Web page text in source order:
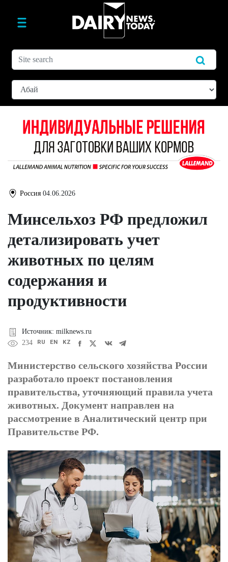
Россия 04.06.2026
Минсельхоз РФ предложил
детализировать учет
животных по целям
содержания и
продуктивности
Источник: milknews.ru
234
RU EN KZ
Министерство сельского хозяйства России
разработало проект постановления
правительства, уточняющий правила учета
животных. Документ направлен на
рассмотрение в Аналитический центр при
Правительстве РФ.